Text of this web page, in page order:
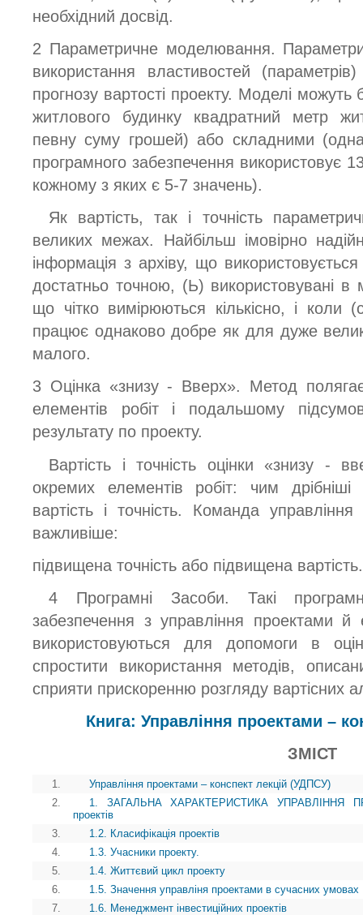
необхідний досвід.
2 Параметричне моделювання.
використання властивостей
прогнозу вартості проекту. Моделі
житлового будинку квадратний метр
певну суму грошей) або складними
програмного забезпечення використовує
кожному з яких є 5-7 значень).
Як вартість, так і точність
великих межах. Найбільш імовірно
інформація з архіву, що
достатньо точною, (Ь) використовувані в
що чітко вимірюються кількісно, і
працює однаково добре як для дуже
малого.
3 Оцінка «знизу - Вверх». Метод
елементів робіт і подальшому
результату по проекту.
Вартість і точність оцінки «знизу -
окремих елементів робіт: чим
вартість і точність. Команда
важливіше:
підвищена точність або підвищена вартість.
4 Програмні Засоби. Такі
забезпечення з управління проектами й
використовуються для допомоги в
спростити використання методів,
сприяти прискоренню розгляду вартісних
Книга: Управління проектами –
ЗМІСТ
1.
Управління проектами – конспект лекцій (УДПСУ)
2.
1. ЗАГАЛЬНА ХАРАКТЕРИСТИКА УПРАВЛІННЯ
проектів
3.
1.2. Класифікація проектів
4.
1.3. Учасники проекту.
5.
1.4. Життєвий цикл проекту
6.
1.5. Значення управліня проектами в сучасних умовах
7.
1.6. Менеджмент інвестиційних проектів